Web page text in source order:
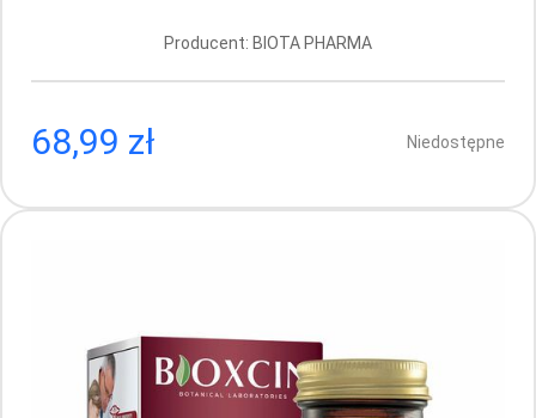
Bioxcin Beauty Collagen 30 sasz. x 11 g
Producent: BIOTA PHARMA
68,99 zł Niedostępne